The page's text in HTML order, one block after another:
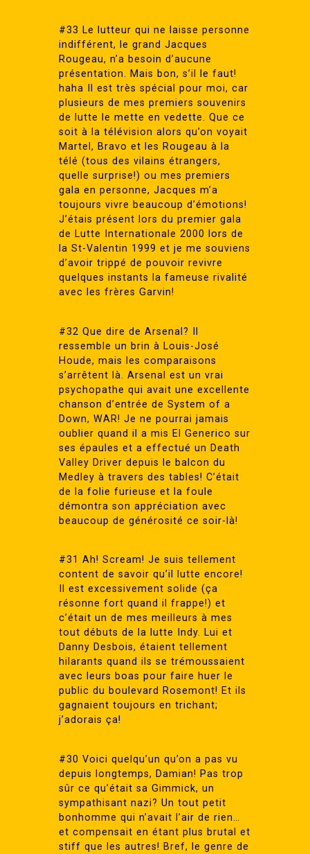
#33 Le lutteur qui ne laisse personne
indifférent, le grand Jacques
Rougeau, n’a besoin d’aucune
présentation. Mais bon, s’il le faut!
haha Il est très spécial pour moi, car
plusieurs de mes premiers souvenirs
de lutte le mette en vedette. Que ce
soit à la télévision alors qu’on voyait
Martel, Bravo et les Rougeau à la
télé (tous des vilains étrangers,
quelle surprise!) ou mes premiers
gala en personne, Jacques m’a
toujours vivre beaucoup d’émotions!
J’étais présent lors du premier gala
de Lutte Internationale 2000 lors de
la St-Valentin 1999 et je me souviens
d’avoir trippé de pouvoir revivre
quelques instants la fameuse rivalité
avec les frères Garvin!
#32 Que dire de Arsenal? Il
ressemble un brin à Louis-José
Houde, mais les comparaisons
s’arrêtent là. Arsenal est un vrai
psychopathe qui avait une excellente
chanson d’entrée de System of a
Down, WAR! Je ne pourrai jamais
oublier quand il a mis El Generico sur
ses épaules et a effectué un Death
Valley Driver depuis le balcon du
Medley à travers des tables! C’était
de la folie furieuse et la foule
démontra son appréciation avec
beaucoup de générosité ce soir-là!
#31 Ah! Scream! Je suis tellement
content de savoir qu’il lutte encore!
Il est excessivement solide (ça
résonne fort quand il frappe!) et
c’était un de mes meilleurs à mes
tout débuts de la lutte Indy. Lui et
Danny Desbois, étaient tellement
hilarants quand ils se trémoussaient
avec leurs boas pour faire huer le
public du boulevard Rosemont! Et ils
gagnaient toujours en trichant;
j’adorais ça!
#30 Voici quelqu’un qu’on a pas vu
depuis longtemps, Damian! Pas trop
sûr ce qu’était sa Gimmick, un
sympathisant nazi? Un tout petit
bonhomme qui n’avait l’air de rien…
et compensait en étant plus brutal et
stiff que les autres! Bref, le genre de